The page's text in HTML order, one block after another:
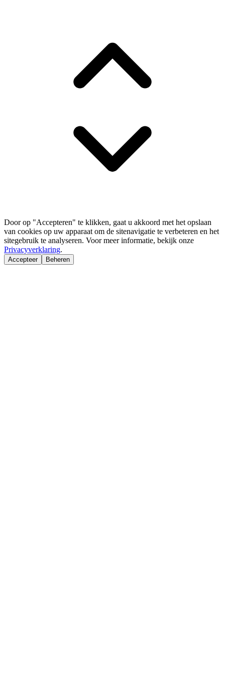
Door op "Accepteren" te klikken, gaat u akkoord met het opslaan
van cookies op uw apparaat om de sitenavigatie te verbeteren en het
sitegebruik te analyseren. Voor meer informatie, bekijk onze
Privacyverklaring.
Accepteer Beheren